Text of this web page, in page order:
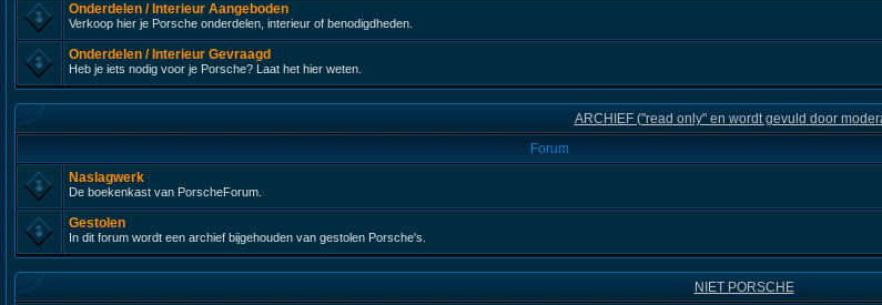
Onderdelen / Interieur Aangeboden
Verkoop hier je Porsche onderdelen, interieur of benodigdheden.
Onderdelen / Interieur Gevraagd
Heb je iets nodig voor je Porsche? Laat het hier weten.
ARCHIEF ("read only" en wordt gevuld door
Forum
Naslagwerk
De boekenkast van PorscheForum.
Gestolen
In dit forum wordt een archief bijgehouden van gestolen Porsche's.
NIET PORSCHE